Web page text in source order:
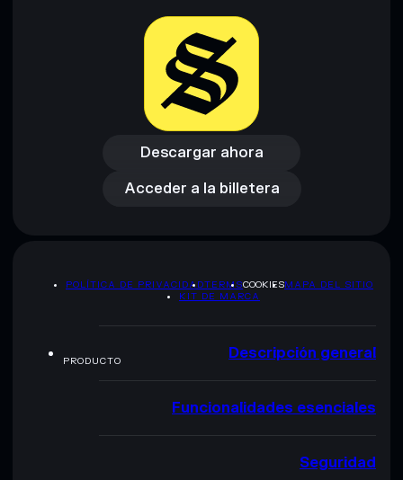
Descargar ahora
Descargar ahora
Acceder a la billetera
Acceder a la billetera
POLÍTICA DE PRIVACIDADTERMSCOOKIESMAPA DEL SITIO
KIT DE MARCA
PRODUCTO Descripción general
Funcionalidades esenciales
Seguridad